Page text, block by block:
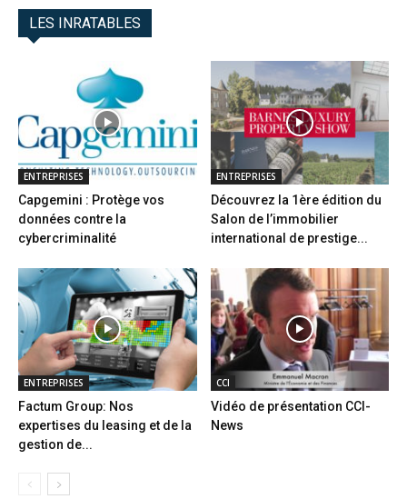
LES INRATABLES
ENTREPRISES
Capgemini : Protège vos
données contre la
cybercriminalité
ENTREPRISES
Découvrez la 1ère édition du
Salon de l’immobilier
international de prestige...
ENTREPRISES
Factum Group: Nos
expertises du leasing et de la
gestion de...
CCI
Vidéo de présentation CCI-
News